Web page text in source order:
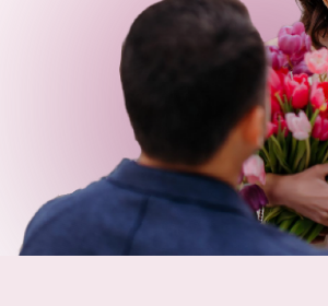
ВАРИАНТЫ
УЧАСТИЯ В
ОНЛАЙН-РЕТРИТЕ
БАЗОВЫЙ
180$